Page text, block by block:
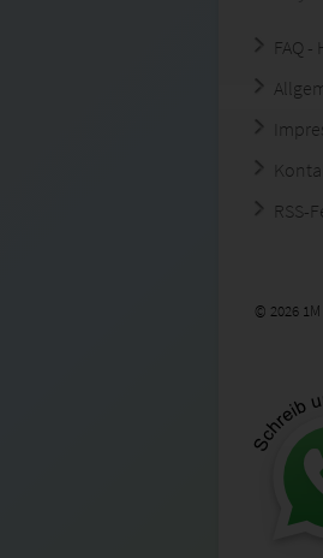
FAQ
RSS-
© 2026